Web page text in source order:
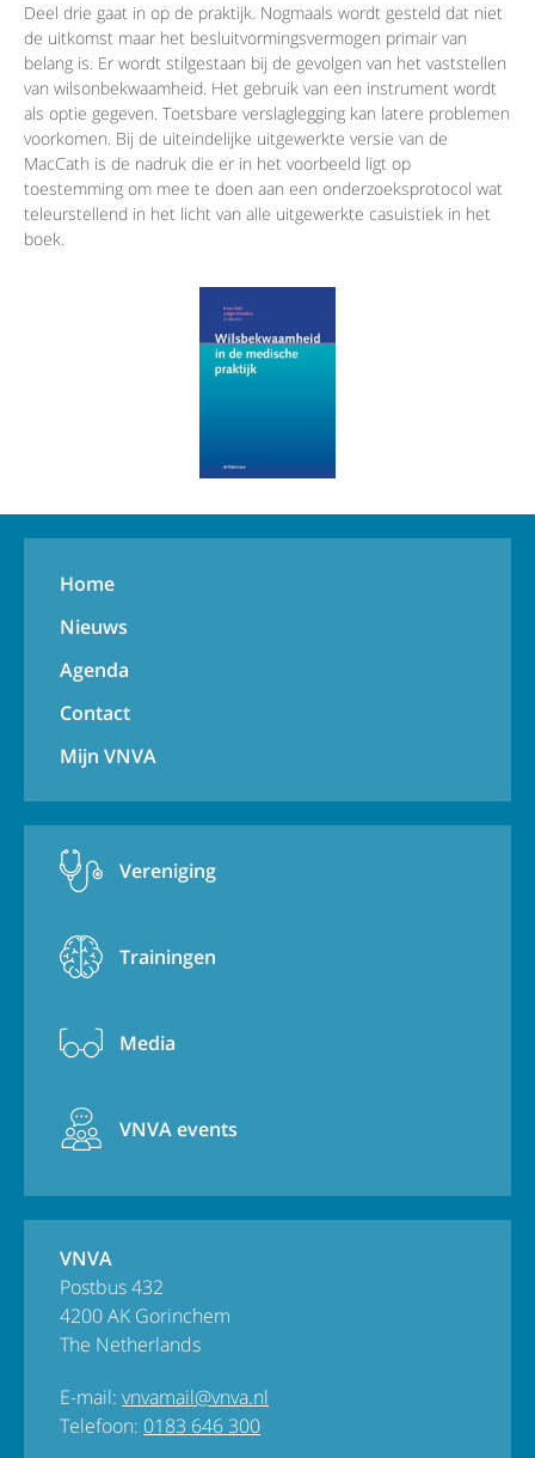
Deel drie gaat in op de praktijk. Nogmaals wordt gesteld dat niet
de uitkomst maar het besluitvormingsvermogen primair van
belang is. Er wordt stilgestaan bij de gevolgen van het vaststellen
van wilsonbekwaamheid. Het gebruik van een instrument wordt
als optie gegeven. Toetsbare verslaglegging kan latere problemen
voorkomen. Bij de uiteindelijke uitgewerkte versie van de
MacCath is de nadruk die er in het voorbeeld ligt op
toestemming om mee te doen aan een onderzoeksprotocol wat
teleurstellend in het licht van alle uitgewerkte casuistiek in het
boek.
Home
Nieuws
Agenda
Contact
Mijn VNVA
Vereniging
Trainingen
Media
VNVA events
VNVA
Postbus 432
4200 AK Gorinchem
The Netherlands
E-mail: vnvamail@vnva.nl
Telefoon: 0183 646 300